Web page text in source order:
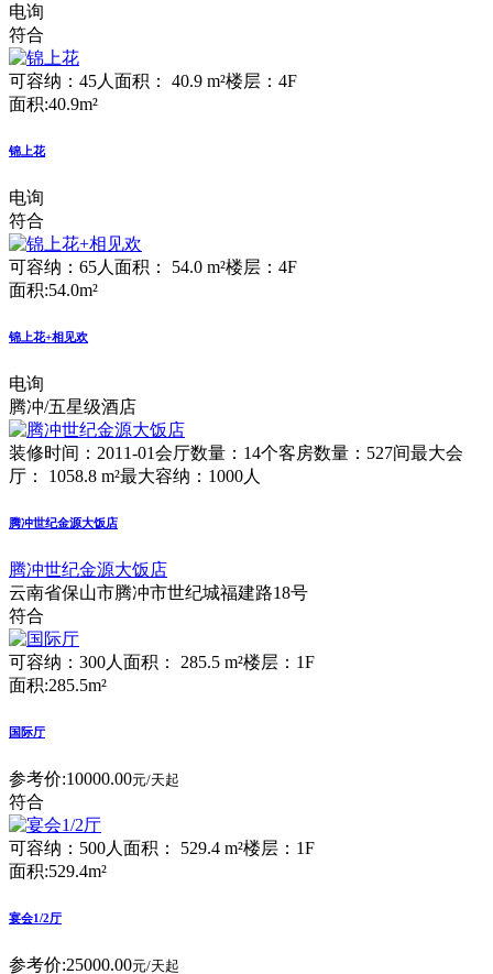
电询
符合
可容纳：45人 面积： 40.9 m²楼层：4F
面积:40.9m²
锦上花
电询
符合
可容纳：65人 面积： 54.0 m²楼层：4F
面积:54.0m²
锦上花+相见欢
电询
腾冲/五星级酒店
装修时间：2011-01会厅数量：14个客房数量：527间最大会
厅： 1058.8 m²最大容纳：1000人
腾冲世纪金源大饭店
腾冲世纪金源大饭店
云南省保山市腾冲市世纪城福建路18号
符合
可容纳：300人 面积： 285.5 m²楼层：1F
面积:285.5m²
国际厅
参考价:10000.00元/天起
符合
可容纳：500人 面积： 529.4 m²楼层：1F
面积:529.4m²
宴会1/2厅
参考价:25000.00元/天起